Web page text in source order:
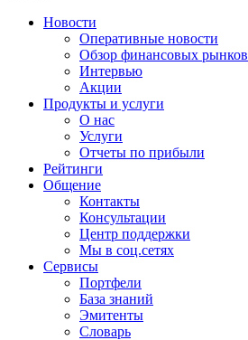
Новости
Оперативные новости
Обзор финансовых рынков
Интервью
Акции
Продукты и услуги
О нас
Услуги
Отчеты по прибыли
Рейтинги
Общение
Контакты
Консультации
Центр поддержки
Мы в соц.сетях
Сервисы
Портфели
База знаний
Эмитенты
Словарь